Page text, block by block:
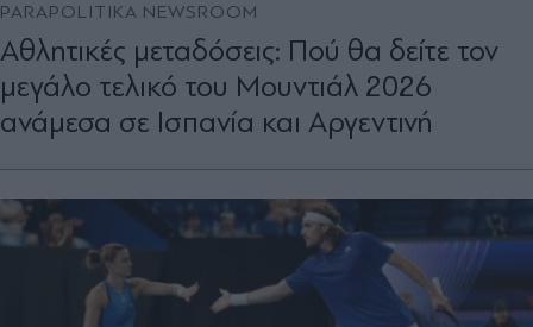
PARAPOLITIKA NEWSROOM
Αθλητικές μεταδόσεις: Πού θα δείτε τον
μεγάλο τελικό του Μουντιάλ 2026
ανάμεσα σε Ισπανία και Αργεντινή